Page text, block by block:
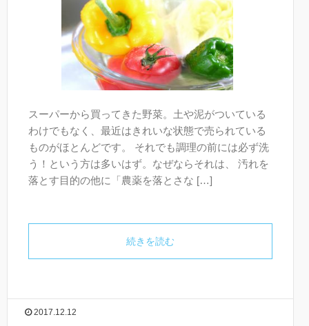
スーパーから買ってきた野菜。土や泥がついている
わけでもなく、最近はきれいな状態で売られている
ものがほとんどです。 それでも調理の前には必ず洗
う！という方は多いはず。なぜならそれは、 汚れを
落とす目的の他に「農薬を落とさな […]
続きを読む
2017.12.12